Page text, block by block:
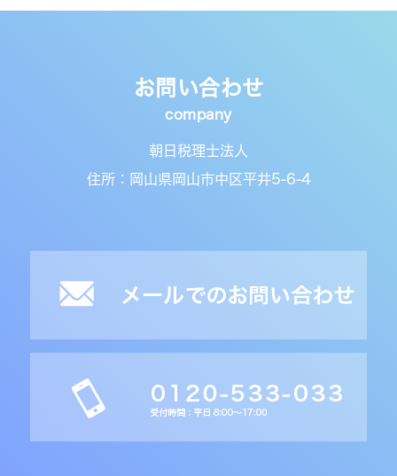
お問い合わせ
朝日税理士法人
住所：岡山県岡山市中区平井5-6-4